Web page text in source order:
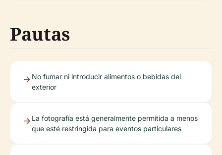
Pautas
No fumar ni introducir alimentos o bebidas del
exterior
La fotografía está generalmente permitida a menos
que esté restringida para eventos particulares